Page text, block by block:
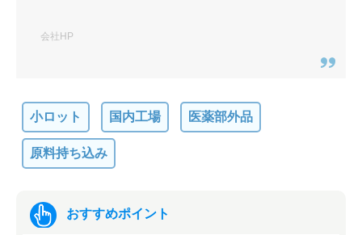
会社HP
小ロット 国内工場 医薬部外品
原料持ち込み
おすすめポイント